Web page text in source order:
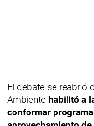
El debate se reabrió
Ambiente habilitó a
conformar